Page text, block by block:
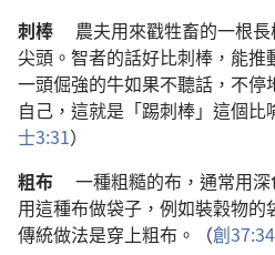
刺棒
農夫用來戳牲畜的一根
尖頭 。 智者的話好比刺棒 ， 能推
一頭倔強的牛如果不聽話 ， 不停
自己 ， 這就是 「踢刺棒」 這個比
士3:31）
粗布
一種粗糙的布 ， 通常用
用這種布做袋子 ， 例如裝穀物的
傳統做法是穿 上粗布 。（創37:34